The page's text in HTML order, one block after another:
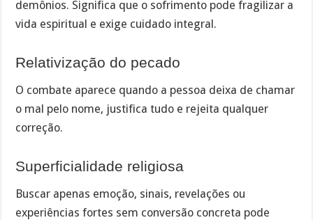
demônios. Significa que o sofrimento pode fragilizar a
vida espiritual e exige cuidado integral.
Relativização do pecado
O combate aparece quando a pessoa deixa de chamar
o mal pelo nome, justifica tudo e rejeita qualquer
correção.
Superficialidade religiosa
Buscar apenas emoção, sinais, revelações ou
experiências fortes sem conversão concreta pode